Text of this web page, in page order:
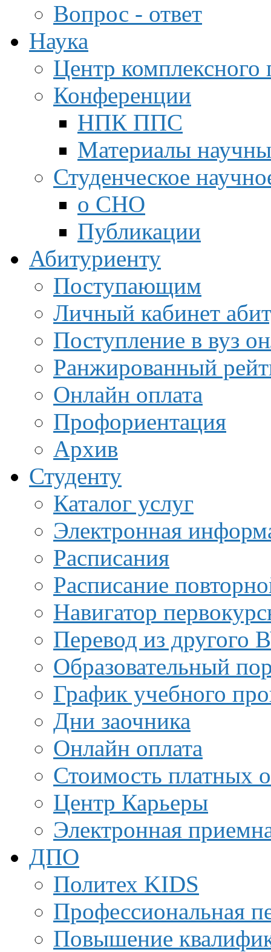
Вопрос - ответ
Наука
Центр
Конференции
НПК ППС
Материалы
Студенческое
о СНО
Публикации
Абитуриенту
Поступающим
Личный кабинет
Поступление в вуз
Ранжированный
Онлайн оплата
Профориентация
Архив
Студенту
Каталог услуг
Электронная
Расписания
Расписание
Навигатор
Перевод из другого
Образовательный
График учебного
Дни заочника
Онлайн оплата
Стоимость платных
Центр Карьеры
Электронная
ДПО
Политех KIDS
Профессиональная
Повышение